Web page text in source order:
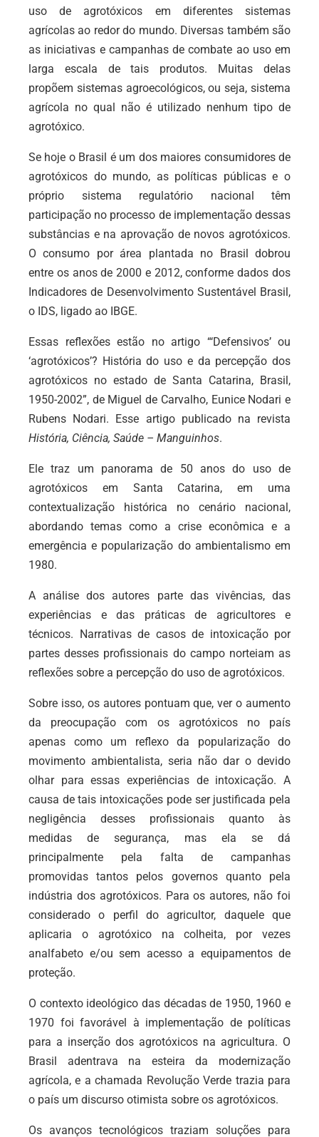
uso de agrotóxicos em diferentes sistemas
agrícolas ao redor do mundo. Diversas também são
as iniciativas e campanhas de combate ao uso em
larga escala de tais produtos. Muitas delas
propõem sistemas agroecológicos, ou seja, sistema
agrícola no qual não é utilizado nenhum tipo de
agrotóxico.
Se hoje o Brasil é um dos maiores consumidores de
agrotóxicos do mundo, as políticas públicas e o
próprio sistema regulatório nacional têm
participação no processo de implementação dessas
substâncias e na aprovação de novos agrotóxicos.
O consumo por área plantada no Brasil dobrou
entre os anos de 2000 e 2012, conforme dados dos
Indicadores de Desenvolvimento Sustentável Brasil,
o IDS, ligado ao IBGE.
Essas reflexões estão no artigo “‘Defensivos’ ou
‘agrotóxicos’? História do uso e da percepção dos
agrotóxicos no estado de Santa Catarina, Brasil,
1950-2002”, de Miguel de Carvalho, Eunice Nodari e
Rubens Nodari. Esse artigo publicado na revista
História, Ciência, Saúde – Manguinhos.
Ele traz um panorama de 50 anos do uso de
agrotóxicos em Santa Catarina, em uma
contextualização histórica no cenário nacional,
abordando temas como a crise econômica e a
emergência e popularização do ambientalismo em
1980.
A análise dos autores parte das vivências, das
experiências e das práticas de agricultores e
técnicos. Narrativas de casos de intoxicação por
partes desses profissionais do campo norteiam as
reflexões sobre a percepção do uso de agrotóxicos.
Sobre isso, os autores pontuam que, ver o aumento
da preocupação com os agrotóxicos no país
apenas como um reflexo da popularização do
movimento ambientalista, seria não dar o devido
olhar para essas experiências de intoxicação. A
causa de tais intoxicações pode ser justificada pela
negligência desses profissionais quanto às
medidas de segurança, mas ela se dá
principalmente pela falta de campanhas
promovidas tantos pelos governos quanto pela
indústria dos agrotóxicos. Para os autores, não foi
considerado o perfil do agricultor, daquele que
aplicaria o agrotóxico na colheita, por vezes
analfabeto e/ou sem acesso a equipamentos de
proteção.
O contexto ideológico das décadas de 1950, 1960 e
1970 foi favorável à implementação de políticas
para a inserção dos agrotóxicos na agricultura. O
Brasil adentrava na esteira da modernização
agrícola, e a chamada Revolução Verde trazia para
o país um discurso otimista sobre os agrotóxicos.
Os avanços tecnológicos traziam soluções para